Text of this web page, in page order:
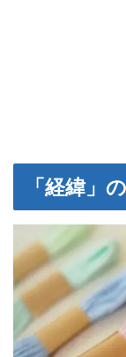
「経緯」